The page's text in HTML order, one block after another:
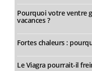
Pourquoi votre ventre
vacances ?
Fortes chaleurs :
Le Viagra pourrait-il